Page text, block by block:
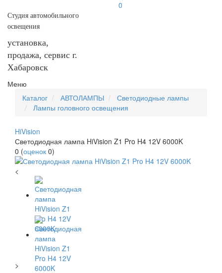
Студия автомобильного
освещения
установка,
продажа, сервис г.
Хабаровск
0
Меню
Каталог
АВТОЛАМПЫ
Светодиодные лампы
Лампы головного освещения
HiVision
Светодиодная лампа HiVision Z1 Pro H4 12V 6000K
0 (оценок 0)
<
>